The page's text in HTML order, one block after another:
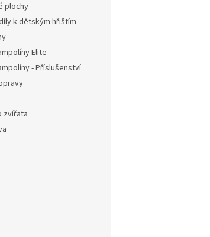
plochy
k dětským hřištím
Elite
- Příslušenství
zvířata